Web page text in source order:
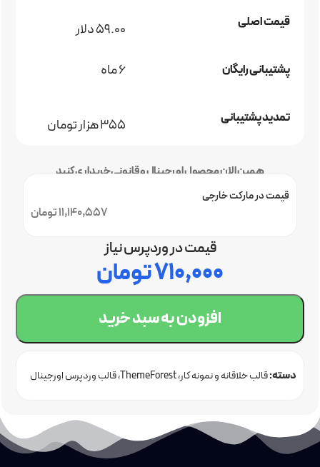
قیمت اصلی 59.00 دلار
پشتیبانی رایگان 6 ماه
تمدید پشتیبانی 355 هزار تومان
همین الان محصول اورجینال و قانونی خریداری کنید
11,140,557 تومان
قیمت در مارکت خارجی
قیمت در وردپرس نیاز
۷۱۰,۰۰۰تومان
افزودن به سبد خرید
دسته:قالب خلاقانه و نمونه کار ThemeForest قالب وردپرس اورجینال